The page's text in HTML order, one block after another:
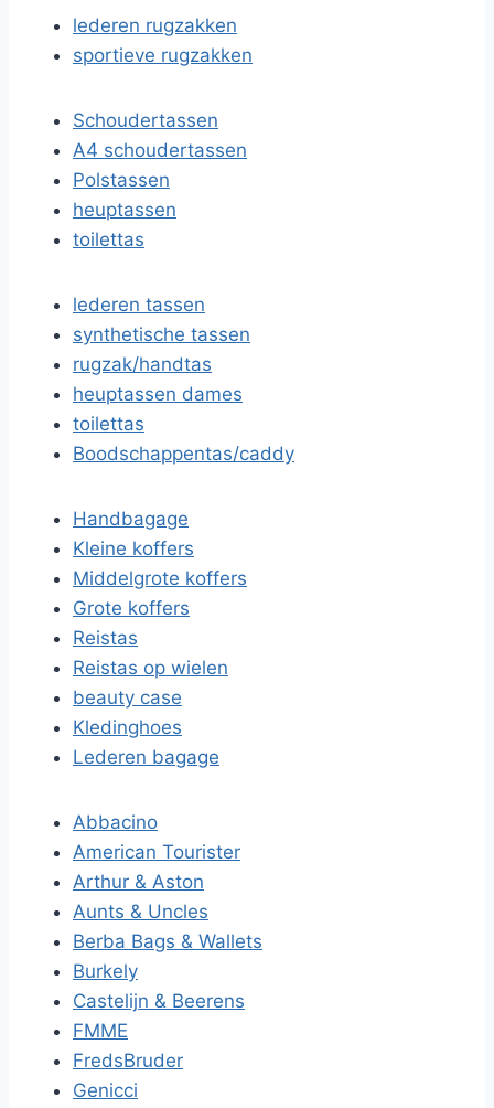
lederen rugzakken
sportieve rugzakken
Schoudertassen
A4 schoudertassen
Polstassen
heuptassen
toilettas
lederen tassen
synthetische tassen
rugzak/handtas
heuptassen dames
toilettas
Boodschappentas/caddy
Handbagage
Kleine koffers
Middelgrote koffers
Grote koffers
Reistas
Reistas op wielen
beauty case
Kledinghoes
Lederen bagage
Abbacino
American Tourister
Arthur & Aston
Aunts & Uncles
Berba Bags & Wallets
Burkely
Castelijn & Beerens
FMME
FredsBruder
Genicci